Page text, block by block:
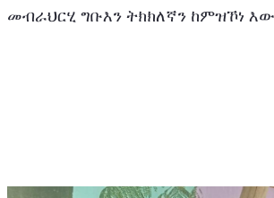
መብራህርሂ ግቡእን ትክክለኛን ከምዝኾነ